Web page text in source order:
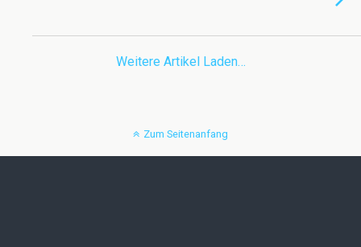
Weitere Artikel Laden…
Zum Seitenanfang